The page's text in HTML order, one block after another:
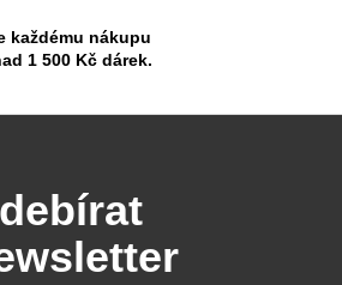
každému nákupu
1 500 Kč dárek.